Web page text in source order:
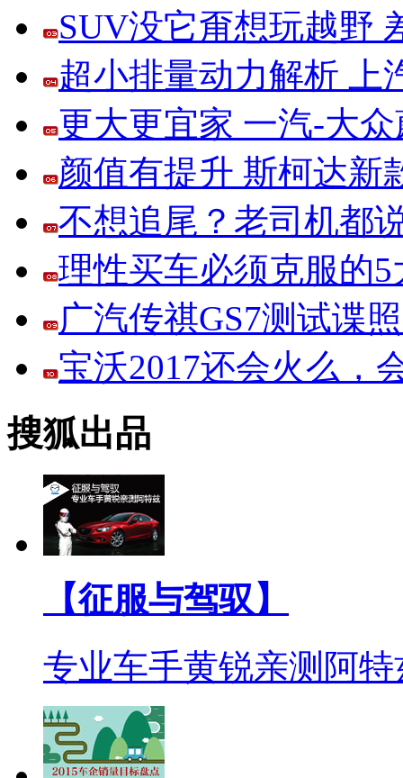
SUV没它甭想玩越野
超小排量动力解析 上
更大更宜家 一汽-大
颜值有提升 斯柯达新
不想追尾？老司机都
理性买车必须克服的5
广汽传祺GS7测试谍
宝沃2017还会火么，
搜狐出品
【征服与驾驭】
专业车手黄锐亲测阿特